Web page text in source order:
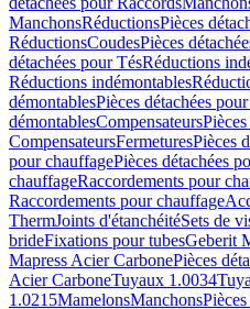
ManchonsRéductionsPièces
RéductionsCoudesPièces
détachées pour TésRéductions
Réductions indémontables
démontablesPièces détachées
démontablesCompensateurs
CompensateursFermeturesPièces
pour chauffagePièces détachées
chauffageRaccordements pour
Raccordements pour chauffage
ThermJoints d'étanchéitéSets de
brideFixations pour tubesGeberit
Mapress Acier CarbonePièces
Acier CarboneTuyaux 1.0034
1.0215MamelonsManchons